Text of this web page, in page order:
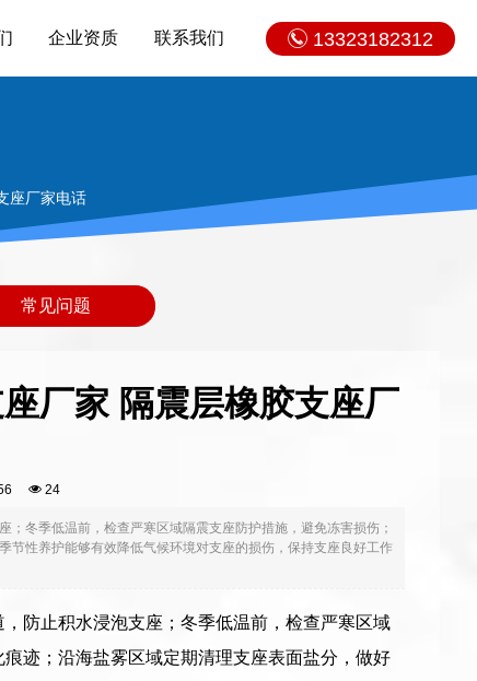
13323182312
企业资质 联系我们
座厂家电话
常见问题
厂家 隔震层橡胶支座厂
24
冬季低温前，检查严寒区域隔震支座防护措施，避免冻害损伤；
节性养护能够有效降低气候环境对支座的损伤，保持支座良好工作
防止积水浸泡支座；冬季低温前，检查严寒区域
迹；沿海盐雾区域定期清理支座表面盐分，做好